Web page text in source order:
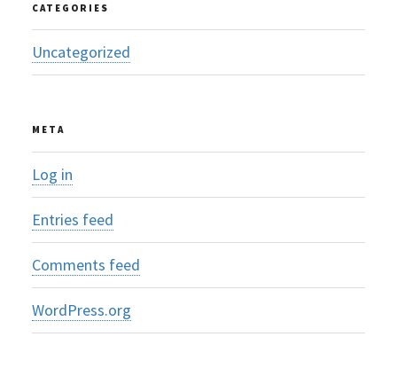
CATEGORIES
Uncategorized
META
Log in
Entries feed
Comments feed
WordPress.org